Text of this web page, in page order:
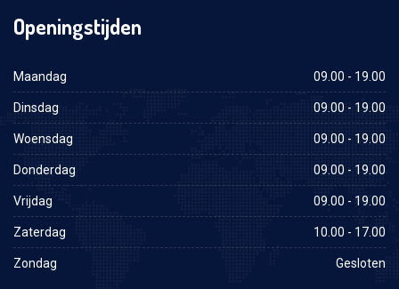
Openingstijden
Maandag 09.00 - 19.00
Dinsdag 09.00 - 19.00
Woensdag 09.00 - 19.00
Donderdag 09.00 - 19.00
Vrijdag 09.00 - 19.00
Zaterdag 10.00 - 17.00
Zondag Gesloten